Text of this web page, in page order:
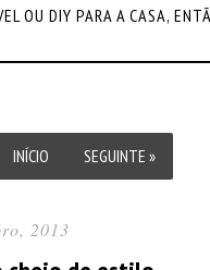
OU DIY PARA A CASA,
INÍCIO SEGUINTE »
2013